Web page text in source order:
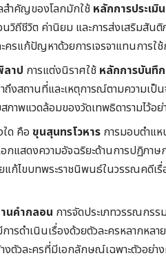
ำคัญของโลกมักใช้ หลักการประเ
วิถีชีวิต ค่านิยม และการส่งเสริมสันติ
รแก้ปัญหาด้วยการเจรจาแทนการใ
าป การแต่งนิราศใช้ หลักการบันทึ
งสถานที่และเหตุการณ์ตามความเป็
าพแวดล้อมของวัดเทพธิดารามไว้อย่
ด คือ ขุนสุนทรโวหาร การมอบตำแ
อกแสดงความอัจฉริยะด้านการปฏิภาษ
ก้ไขบทพระราชนิพนธ์ในวรรณคดีเรื่
นคำกลอน การจัดประเภทวรรณกร
ารดำเนินเรื่องด้วยตัวละครหลากหล
ตัวละครที่มีเอกลักษณ์เฉพาะตัวอย่า